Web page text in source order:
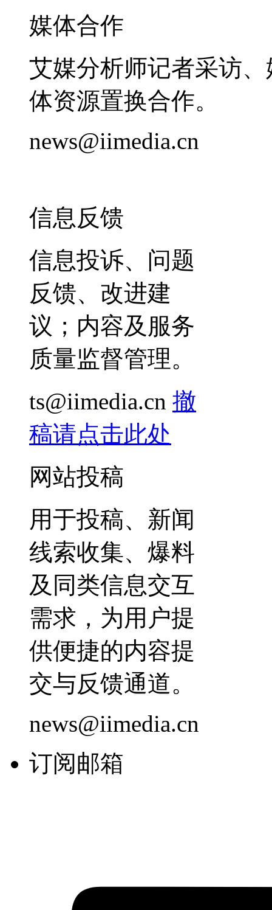
媒体合作
艾媒分析师记者采访
体资源置换合作。
news@iimedia.cn
信息反馈
信息投诉、问题
反馈、改进建
议；内容及服务
质量监督管理。
ts@iimedia.cn 撤
稿请点击此处
网站投稿
用于投稿、新闻
线索收集、爆料
及同类信息交互
需求，为用户提
供便捷的内容提
交与反馈通道。
news@iimedia.cn
订阅邮箱